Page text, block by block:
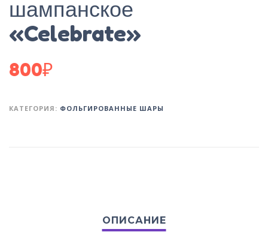
шампанское
«Celebrate»
800₽
КАТЕГОРИЯ: ФОЛЬГИРОВАННЫЕ ШАРЫ